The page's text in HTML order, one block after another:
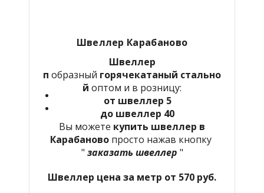
Швеллер Карабаново
Швеллер
п образный горячекатаный стально
й оптом и в розницу:
от швеллер 5
до швеллер 40
Вы можете купить швеллер в
Карабаново просто нажав кнопку
" заказать швеллер "
Швеллер цена за метр от 570 руб.